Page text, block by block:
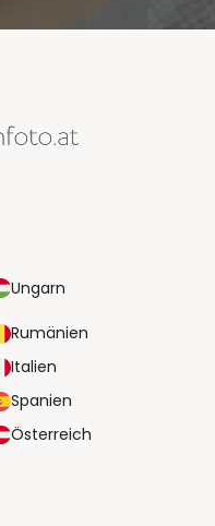
Ungarn
Rumänien
Italien
Spanien
Österreich